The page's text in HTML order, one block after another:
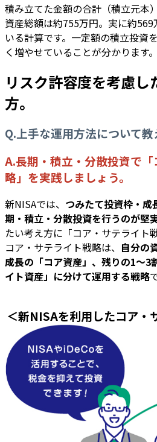
積み立てた金額の合計（積立元本
資産総額は約755万円。実に約
いる計算です。一定額の積立投資
く増やせていることが分かります。
リスク許容度を考慮し
方。
Q.上手な運用方法について教
A.長期・積立・分散投資で
略」を実践しましょう。
新NISAでは、 つみたて投資枠・成
期・積立・分散投資を行うのが堅
たい考え方に「コア・サテライト
コア・サテライト戦略は、 自分の
成長の「コア資産」、残りの1〜3
イト資産」に分けて運用する戦略
＜新NISAを利用したコア・